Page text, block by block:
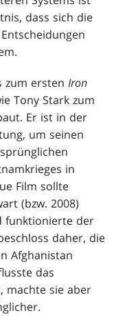
dass sich die
zum erstenIron
Tony Stark zum
Er ist in der
um seinen
in
Film sollte
(bzw. 2008)
funktionierte der
daher, die
Afghanistan
das
machte sie aber